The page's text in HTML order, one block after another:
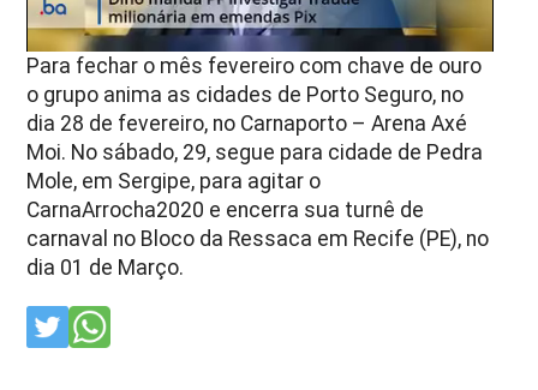
Para fechar o mês fevereiro com chave de ouro
o grupo anima as cidades de Porto Seguro, no
dia 28 de fevereiro, no Carnaporto – Arena Axé
Moi. No sábado, 29, segue para cidade de Pedra
Mole, em Sergipe, para agitar o
CarnaArrocha2020 e encerra sua turnê de
carnaval no Bloco da Ressaca em Recife (PE), no
dia 01 de Março.